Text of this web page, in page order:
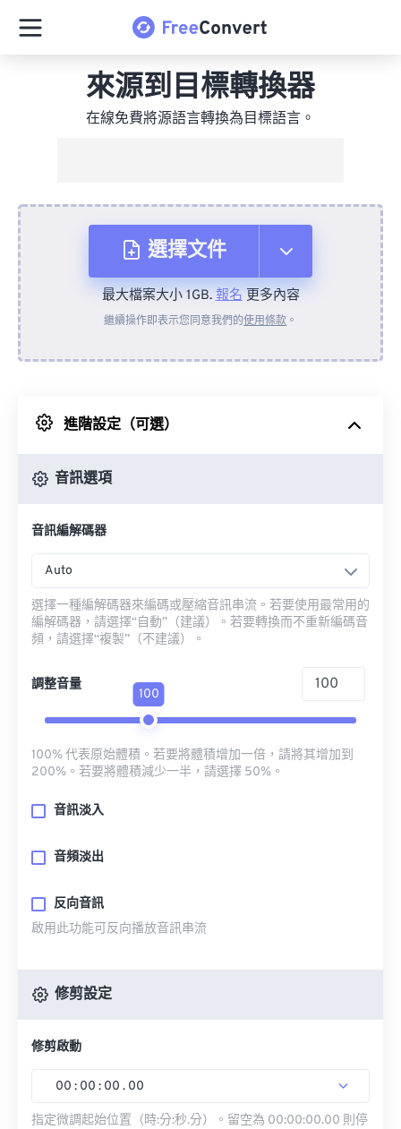
來源到目標轉換器
在線免費將源語言轉換為目標語言。
選擇文件
來自裝置
來自 Google 雲端硬碟
最大檔案大小 1GB.報名更多內容
繼續操作即表示您同意我們的使用條款 。
進階設定（可選）
音訊選項
音訊編解碼器
Auto
選擇一種編解碼器來編碼或壓縮音訊串流。若要使用最常用的
編解碼器，請選擇“自動”（建議）。若要轉換而不重新編碼音
頻，請選擇“複製”（不建議）。
調整音量
100
100% 代表原始體積。若要將體積增加一倍，請將其增加到
200%。若要將體積減少一半，請選擇 50%。
音訊淡入
音頻淡出
反向音訊
啟用此功能可反向播放音訊串流
修剪設定
修剪啟動
00 : 00 : 00 . 00
指定微調起始位置（時:分:秒.分）。留空為 00:00:00.00 則停